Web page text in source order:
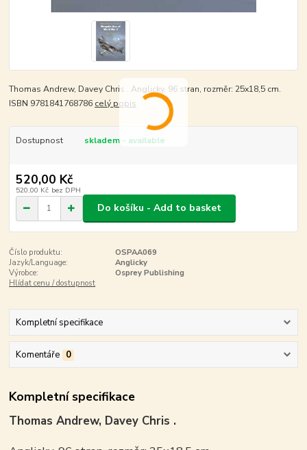
Thomas Andrew, Davey Chris . Anglicky, 96 stran, rozměr: 25x18,5 cm.
ISBN 9781841768786 celý popis
Dostupnost skladem - available
520,00 Kč
520,00 Kč bez DPH
Do košíku - Add to basket
Číslo produktu:
OSPAA069
Jazyk/Language:
Anglicky
Výrobce:
Osprey Publishing
Hlídat cenu / dostupnost
Kompletní specifikace
Komentáře 0
Kompletní specifikace
Thomas Andrew, Davey Chris .